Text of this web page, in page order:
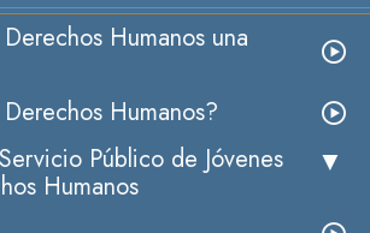
Humanos una
Humanos?
Público de Jóvenes
Humanos